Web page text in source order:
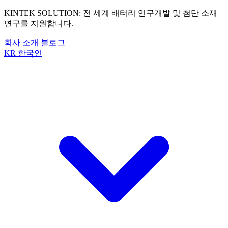
KINTEK SOLUTION: 전 세계 배터리 연구개발 및 첨단 소재
연구를 지원합니다.
회사 소개 블로그
KR 한국인